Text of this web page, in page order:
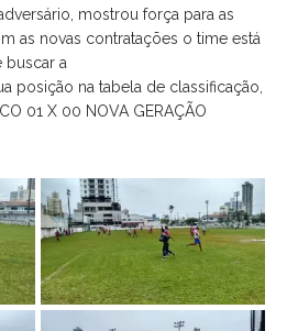
mostrou força para as
as novas contratações o time está
buscar a
posição na tabela de classificação,
01 X 00 NOVA GERAÇÃO